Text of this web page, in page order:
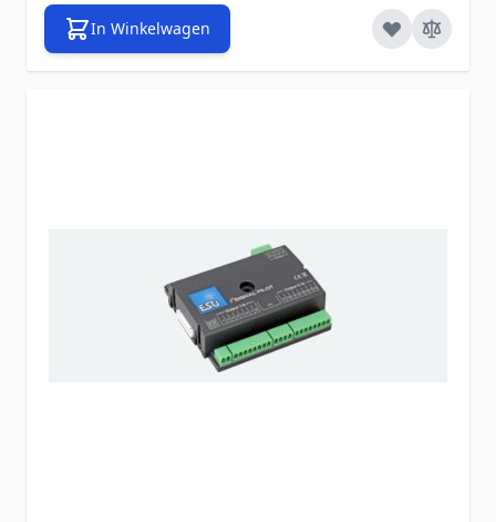
In Winkelwagen